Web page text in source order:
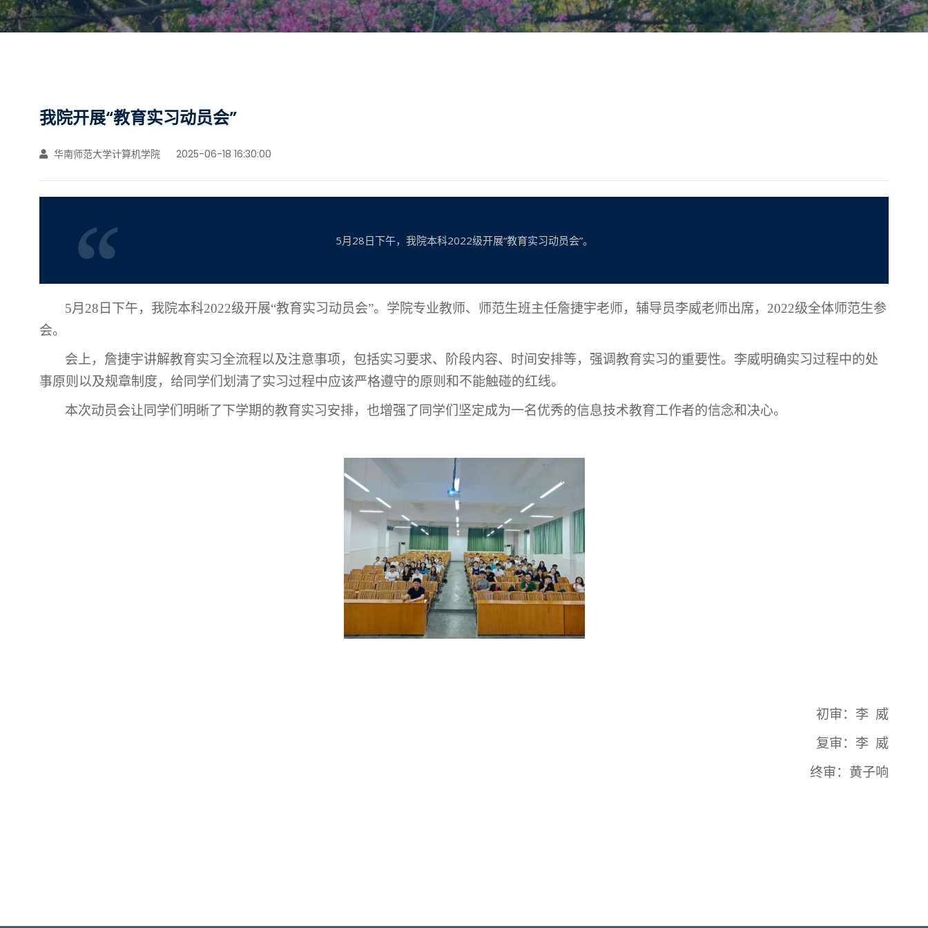
我院开展“教育实习动员会”
华南师范大学计算机学院 2025-06-18 16:30:00
5月28日下午，我院本科2022级开展“教育实习动员会”。
5月28日下午， 我院本科2022级开展“教育实习动员会”。学院专业教师、师范生班主任詹捷宇老师，辅导员李威老师出席，2022级全体师范生参
会。
会上，詹捷宇讲解教育实习全流程以及注意事项，包括实习要求、阶段内容、时间安排等，强调教育实习的重要性。李威明确实习过程中的处
事原则以及规章制度，给同学们划清了实习过程中应该严格遵守的原则和不能触碰的红线。
本次动员会让同学们明晰了下学期的教育实习安排，也增强了同学们坚定成为一名优秀的信息技术教育工作者的信念和决心。
初审： 李 威
复审： 李 威
终审：黄子响